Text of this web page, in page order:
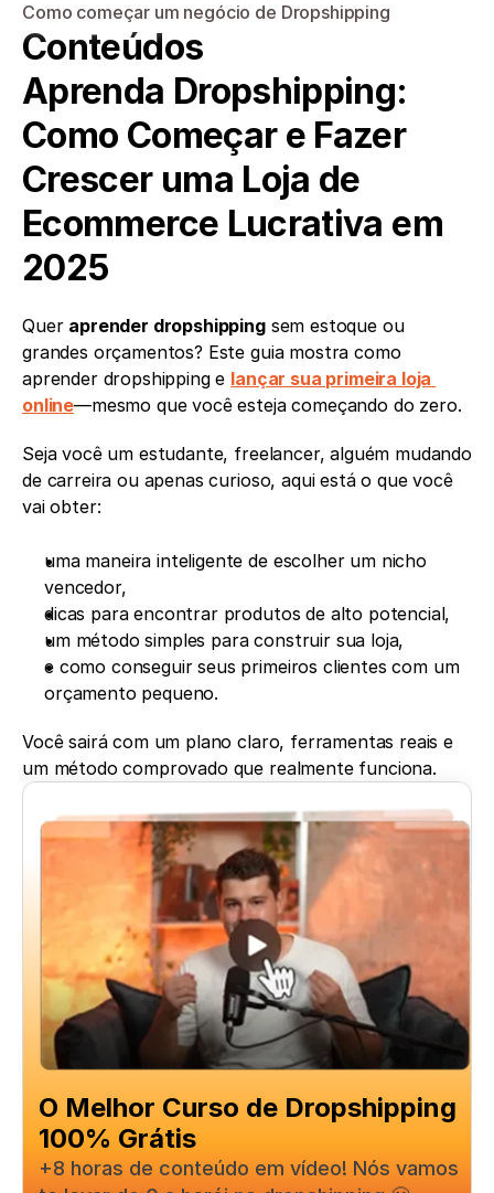
Como começar um negócio de Dropshipping
Conteúdos
Aprenda Dropshipping:
Como Começar e Fazer
Crescer uma Loja de
Ecommerce Lucrativa em
2025
Quer aprender dropshipping sem estoque ou
grandes orçamentos? Este guia mostra como
aprender dropshipping e lançar sua primeira loja
online—mesmo que você esteja começando do zero.
Seja você um estudante, freelancer, alguém mudando
de carreira ou apenas curioso, aqui está o que você
vai obter:
uma maneira inteligente de escolher um nicho
vencedor,
dicas para encontrar produtos de alto potencial,
um método simples para construir sua loja,
e como conseguir seus primeiros clientes com um
orçamento pequeno.
Você sairá com um plano claro, ferramentas reais e
um método comprovado que realmente funciona.
O Melhor Curso de Dropshipping
100% Grátis
+8 horas de conteúdo em vídeo! Nós vamos